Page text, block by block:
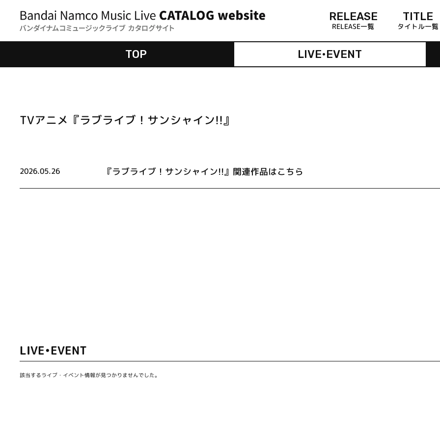
RELEASE
RELEASE一覧
TITLE
タイトル一覧
TOP LIVE•EVENT
TVアニメ『ラブライブ！サンシャイン!!』
2026.05.26 『ラブライブ！サンシャイン!!』関連作品はこちら
LIVE•EVENT
該当するライブ・イベント情報が見つかりませんでした。